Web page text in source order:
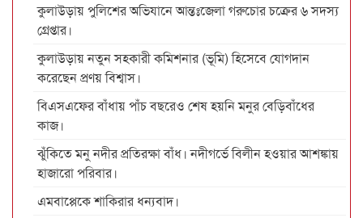
কুলাউড়ায় পুলিশের অভিযানে আন্তঃজেলা গরুচোর চক্রের ৬ সদস্য
গ্রেপ্তার।
কুলাউড়ায় নতুন সহকারী কমিশনার (ভূমি) হিসেবে যোগদান
করেছেন প্রণয় বিশ্বাস।
বিএসএফের বাঁধায় পাঁচ বছরেও শেষ হয়নি মনুর বেড়িবাঁধের
কাজ।
ঝুঁকিতে মনু নদীর প্রতিরক্ষা বাঁধ। নদীগর্ভে বিলীন হওয়ার আশঙ্কায়
হাজারো পরিবার।
এমবাপ্পেকে শাকিরার ধন্যবাদ।